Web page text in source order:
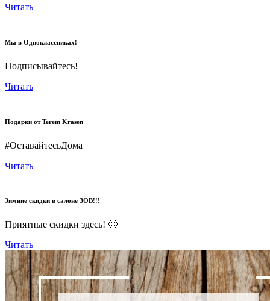
Читать
Мы в Одноклассниках!
Подписывайтесь!
Читать
Подарки от Terem Krasen
#ОставайтесьДома
Читать
Зимние скидки в салоне ЗОВ!!!
Приятные скидки здесь! 🙂
Читать